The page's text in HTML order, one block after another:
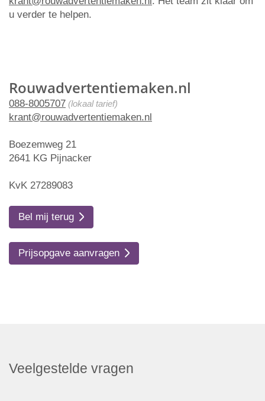
Rouwadvertentiemaken.nl
088-8005707 (lokaal tarief)
krant@rouwadvertentiemaken.nl
Boezemweg 21
2641 KG Pijnacker
KvK 27289083
Bel mij terug
Prijsopgave aanvragen
u verder te helpen.
Veelgestelde vragen